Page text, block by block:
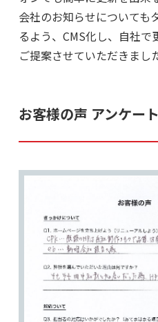
会社のお知らせについても
るよう、CMS化し、自社
ご提案させていただきまし
お客様の声 アンケート